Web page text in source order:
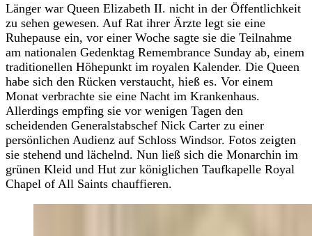
Länger war Queen Elizabeth II. nicht in der Öffentlichkeit
zu sehen gewesen. Auf Rat ihrer Ärzte legt sie eine
Ruhepause ein, vor einer Woche sagte sie die Teilnahme
am nationalen Gedenktag Remembrance Sunday ab, einem
traditionellen Höhepunkt im royalen Kalender. Die Queen
habe sich den Rücken verstaucht, hieß es. Vor einem
Monat verbrachte sie eine Nacht im Krankenhaus.
Allerdings empfing sie vor wenigen Tagen den
scheidenden Generalstabschef Nick Carter zu einer
persönlichen Audienz auf Schloss Windsor. Fotos zeigten
sie stehend und lächelnd. Nun ließ sich die Monarchin im
grünen Kleid und Hut zur königlichen Taufkapelle Royal
Chapel of All Saints chauffieren.